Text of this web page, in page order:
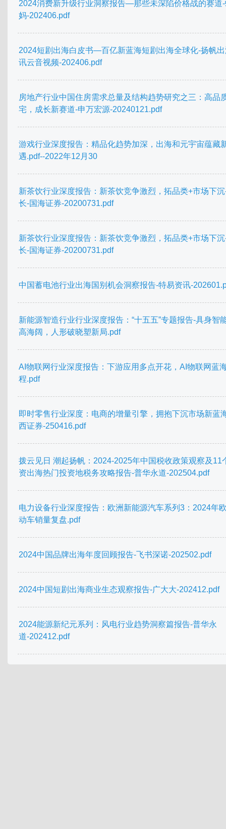
2024消费新升级行业洞察报告—那些未深陷价格战的赛道
妈-202406.pdf
2024短剧出海白皮书—百亿新蓝海短剧出海全球化-扬帆
讯云音视频-202406.pdf
房地产行业中国住房需求总量及结构趋势研究之三：高品
宅，成长新赛道-申万宏源-20240121.pdf
游戏行业深度报告：精品化趋势加深，出海和元宇宙蕴藏
遇.pdf--2022年12月30
新茶饮行业深度报告：新茶饮竞争激烈，拓品类+市场下
长-国海证券-20200731.pdf
新茶饮行业深度报告：新茶饮竞争激烈，拓品类+市场下
长-国海证券-20200731.pdf
中国蓄电池行业出海国别机会洞察报告-特易资讯-
新能源智造行业行业深度报告：“十五五”专题报告-具身智
高海阔，人形破晓塑新局.pdf
AI物联网行业深度报告：下游应用多点开花，AI物联网蓝
程.pdf
即时零售行业深度：电商的增量引擎，拥抱下沉市场新蓝
西证券-250416.pdf
拨云见日 潮起扬帆：2024-2025年中国税收政策观察及11
资出海热门投资地税务攻略报告-普华永道-202504.pdf
电力设备行业深度报告：欧洲新能源汽车系列3：2024年
动车销量复盘.pdf
2024中国品牌出海年度回顾报告-飞书深诺-202502.pdf
2024中国短剧出海商业生态观察报告-广大大-202412.pdf
2024能源新纪元系列：风电行业趋势洞察篇报告-普华永
道-202412.pdf